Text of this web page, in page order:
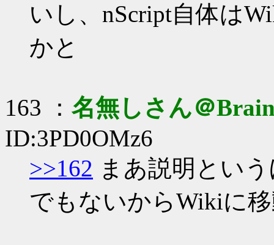
いし、nScript自体は
かと
163 ： 名無しさん＠
ID:3PD0OMz6
>>162 まあ説明とい
でもないからWikiに